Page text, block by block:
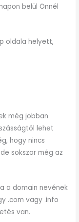
belül Önnél
oldala helyett,
még jobban
lehet
hogy nincs
sokszor még az
a domain nevének
.com vagy .info
van.